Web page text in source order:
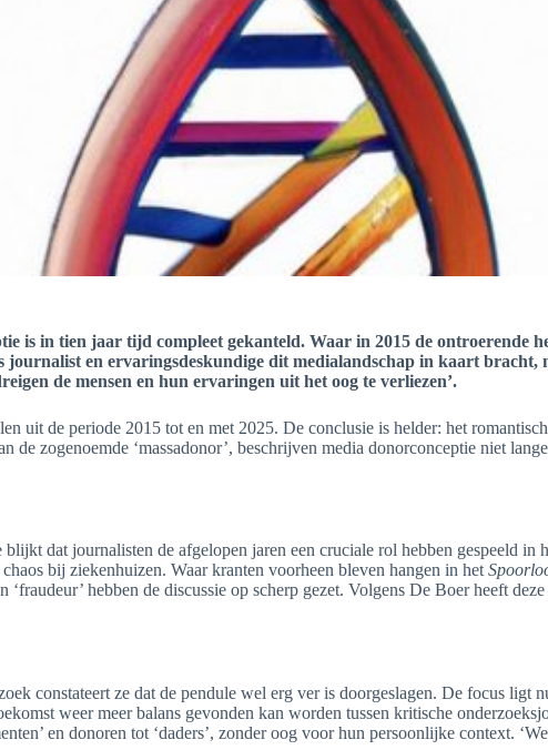
is in tien jaar tijd compleet gekanteld. Waar in 2015 de ontroerende
journalist en ervaringsdeskundige dit medialandschap in kaart
de mensen en hun ervaringen uit het oog te verliezen’.
uit de periode 2015 tot en met 2025. De conclusie is helder: het
zogenoemde ‘massadonor’, beschrijven media donorconceptie niet
blijkt dat journalisten de afgelopen jaren een cruciale rol hebben gespeeld in
bij ziekenhuizen. Waar kranten voorheen bleven hangen in het
‘fraudeur’ hebben de discussie op scherp gezet. Volgens De Boer heeft
constateert ze dat de pendule wel erg ver is doorgeslagen. De focus ligt
weer meer balans gevonden kan worden tussen kritische
en donoren tot ‘daders’, zonder oog voor hun persoonlijke context.